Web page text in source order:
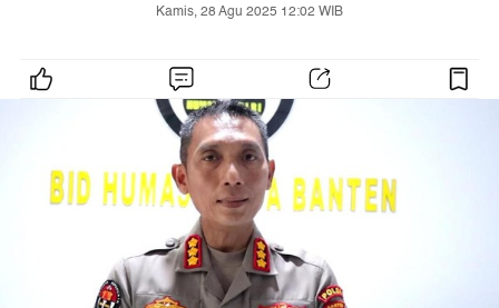
Kamis, 28 Agu 2025 12:02 WIB